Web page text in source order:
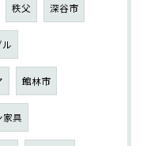
秩父 深谷市
館林市
家具